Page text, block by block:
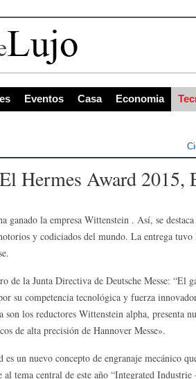
Eventos Casa Economia
Hermes Award 2015,
la empresa Wittenstein . Así, se destaca
y codiciados del mundo. La entrega
de la Junta Directiva de Deutsche Messe: “El
su competencia tecnológica y fuerza
son los reductores Wittenstein alpha, presenta
de alta precisión de Hannover Messe».
un nuevo concepto de engranaje mecánico
tema central de este año “Integrated